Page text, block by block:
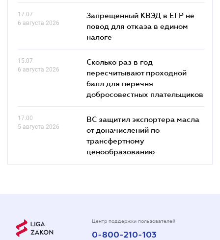
17.07
6 августа 2026
Запрещенный КВЭД в ЕГР не
повод для отказа в едином
налоге
15.07
6 августа 2026
Сколько раз в год
пересчитывают проходной
балл для перечня
добросовестных плательщиков
17.00
5 августа 2026
ВС защитил экспортера масла
от доначислений по
трансфертному
ценообразованию
Центр поддержки пользователей
0-800-210-103